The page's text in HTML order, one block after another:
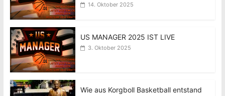
14. Oktober 2025
US MANAGER 2025 IST LIVE
3. Oktober 2025
Wie aus Korgboll Basketball entstand